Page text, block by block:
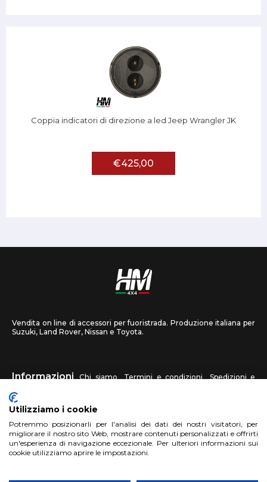
Coppia indicatori di direzione a led Jeep Wrangler JK
€425,00
Vendita on line di accessori per fuoristrada. Produzione italiana per
Suzuki, Land Rover, Nissan e Toyota.
Informazioni Chi siamo Termini e condizioni
Spedizioni e
recessi
HM4X4 FAQ Centri assistenza Invia una foto
Account Registrati Accedi
Utilizziamo i cookie
Potremmo posizionarli per l'analisi dei dati dei nostri visitatori, per
migliorare il nostro sito Web, mostrare contenuti personalizzati e offrirti
un'esperienza di navigazione eccezionale. Per ulteriori informazioni sui
cookie utilizziamo aprire le impostazioni.